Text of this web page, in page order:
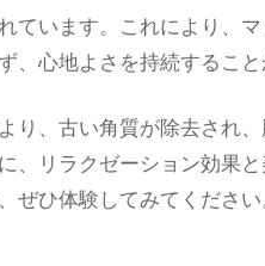
います。これにより、
心地よさを持続すること
り、古い角質が除去され
、リラクゼーション効果
ひ体験してみてください